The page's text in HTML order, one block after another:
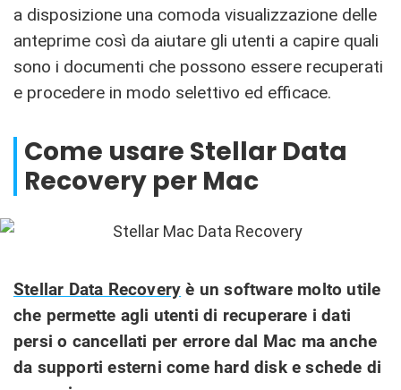
a disposizione una comoda visualizzazione delle
anteprime così da aiutare gli utenti a capire quali
sono i documenti che possono essere recuperati
e procedere in modo selettivo ed efficace.
Come usare Stellar Data
Recovery per Mac
Stellar Data Recovery è un software molto utile
che permette agli utenti di recuperare i dati
persi o cancellati per errore dal Mac ma anche
da supporti esterni come hard disk e schede di